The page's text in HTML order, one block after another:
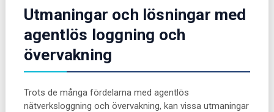
Utmaningar och lösningar med
agentlös loggning och
övervakning
Trots de många fördelarna med agentlös
nätverksloggning och övervakning, kan vissa utmaningar